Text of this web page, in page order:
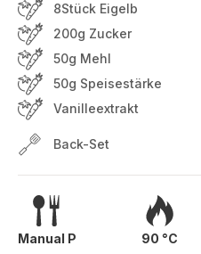
8Stück Eigelb
200g Zucker
50g Mehl
50g Speisestärke
Vanilleextrakt
Back-Set
Manual P 90 °C